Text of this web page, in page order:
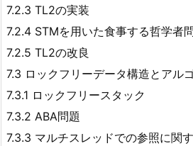
7.2.3 TL2の実装
7.2.4 STMを用いた食事する哲学者
7.2.5 TL2の改良
7.3 ロックフリーデータ構造とアル
7.3.1 ロックフリースタック
7.3.2 ABA問題
7.3.3 マルチスレッドでの参照に関